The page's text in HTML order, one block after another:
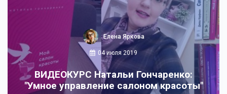
Елена Яркова
04 июля 2019
ВИДЕОКУРС Натальи Гончаренко:
"Умное управление салоном красоты"